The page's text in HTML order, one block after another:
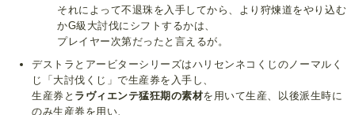
それによって不退珠を入手してから、より狩煉道をやり込む
かG級大討伐にシフトするかは、
プレイヤー次第だったと言えるが。
デストラとアービターシリーズはハリセンネコくじのノーマルく
じ「大討伐くじ」で生産券を入手し、
生産券と ラヴィエンテ猛狂期の素材を用いて生産、以後派生時に
のみ生産券を用い、